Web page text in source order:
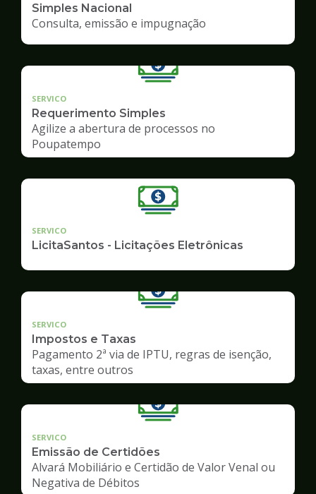
Simples Nacional
Consulta, emissão e impugnação
SERVICO
Requerimento Simples
Agilize a abertura de processos no
Poupatempo
SERVICO
LicitaSantos - Licitações Eletrônicas
SERVICO
Impostos e Taxas
Pagamento 2ª via de IPTU, regras de isenção,
taxas, entre outros
SERVICO
Emissão de Certidões
Alvará Mobiliário e Certidão de Valor Venal ou
Negativa de Débitos